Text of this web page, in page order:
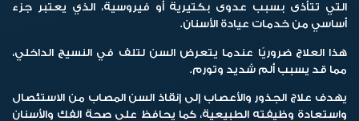
التي تتأذى بسبب عدوى بكتيرية أو فيروسية، الذي يعتبر جزء
أساسي من خدمات عيادة الأسنان.
هذا العلاج ضروريًا عندما يتعرض السن لتلف في النسيج الداخلي،
مما قد يسبب ألم شديد وتورم.
يهدف علاج الجذور والأعصاب إلى إنقاذ السن المصاب من الاستئصال
واستعادة وظيفته الطبيعية، كما يحافظ على صحة الفك والأسنان